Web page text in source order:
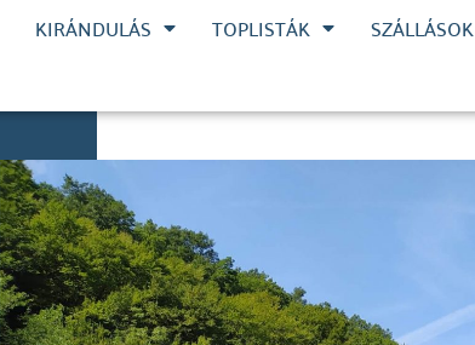
KIRÁNDULÁS TOPLISTÁK SZÁLLÁSOK